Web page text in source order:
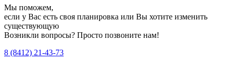
Мы поможем,
если у Вас есть своя планировка или Вы хотите изменить
существующую
Возникли вопросы? Просто позвоните нам!
8 (8412) 21-43-73